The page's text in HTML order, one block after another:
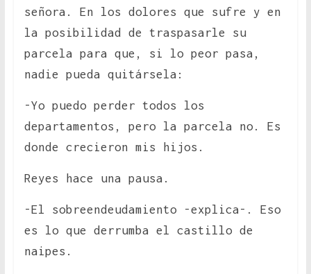
señora. En los dolores que sufre y en
la posibilidad de traspasarle su
parcela para que, si lo peor pasa,
nadie pueda quitársela:
-Yo puedo perder todos los
departamentos, pero la parcela no. Es
donde crecieron mis hijos.
Reyes hace una pausa.
-El sobreendeudamiento -explica-. Eso
es lo que derrumba el castillo de
naipes.